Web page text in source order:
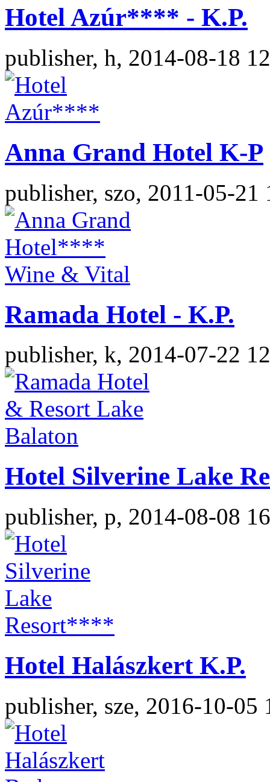
Hotel Azúr**** - K.P.
publisher, h, 2014-08-18
Anna Grand Hotel K-P
publisher, szo, 2011-05-21
Ramada Hotel - K.P.
publisher, k, 2014-07-22
Hotel Silverine Lake
publisher, p, 2014-08-08
Hotel Halászkert K.P.
publisher, sze, 2016-10-05